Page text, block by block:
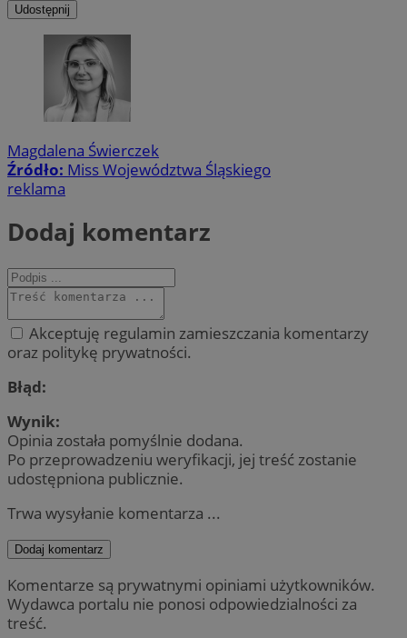
Udostępnij
Magdalena Świerczek
Źródło: Miss Województwa Śląskiego
reklama
Dodaj komentarz
Akceptuję regulamin zamieszczania komentarzy
oraz politykę prywatności.
Błąd:
Wynik:
Opinia została pomyślnie dodana.
Po przeprowadzeniu weryfikacji, jej treść zostanie
udostępniona publicznie.
Trwa wysyłanie komentarza ...
Dodaj komentarz
Komentarze są prywatnymi opiniami użytkowników.
Wydawca portalu nie ponosi odpowiedzialności za
treść.